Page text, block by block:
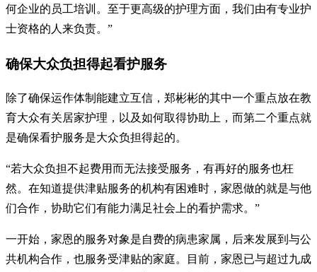
何企业的员工培训。至于更高级的护理方面，我们由有专业护
士资格的人来负责。”
确保大众负担得起看护服务
除了确保运作体制能建立互信，郑彬彬的其中一个重点放在教
育大众有关居家护理，以及如何取得协助上，而第二个重点就
是确保看护服务是大众负担得起的。
“若大众负担不起费用而无法接受服务，有再好的服务也枉
然。在知道提供津贴服务的机构有困难时，家恩做的就是与他
们合作，协助它们有能力满足社会上的看护需求。”
一开始，家恩的服务对象是自费的病患家属，后来发展到与公
共机构合作，也服务受津贴的家庭。目前，家恩已与超过九成